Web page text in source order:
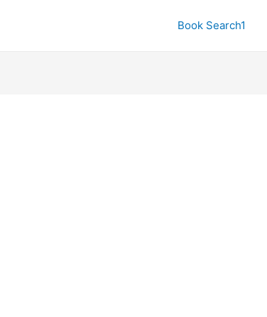
Book Search1